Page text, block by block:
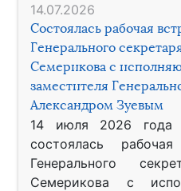
14.07.2026
Состоялась рабочая
Генерального
Семерикова с
заместителя
Александром Зуевым
14 июля 2026 года
состоялась
Генерального
Семерикова с